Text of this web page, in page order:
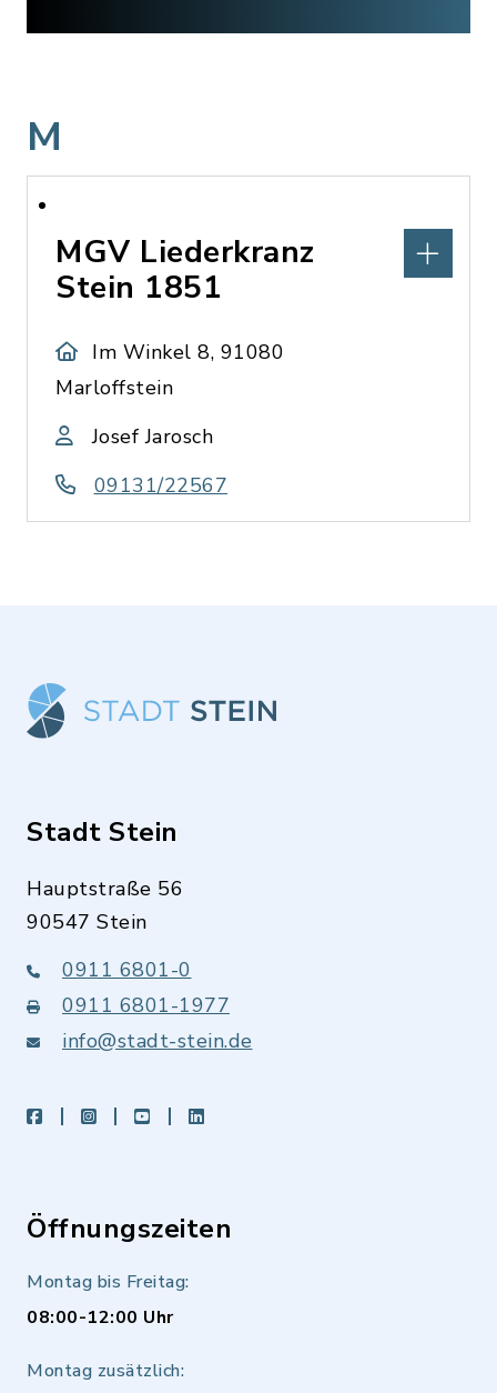
M
MGV Liederkranz
Stein 1851
Im Winkel 8, 91080
Marloffstein
Josef Jarosch
09131/22567
Stadt Stein
Hauptstraße 56
90547 Stein
0911 6801-0
0911 6801-1977
info@stadt-stein.de
facebookinstagramyoutubeLinkedIn
Öffnungszeiten
Montag bis Freitag:
08:00-12:00 Uhr
Montag zusätzlich: